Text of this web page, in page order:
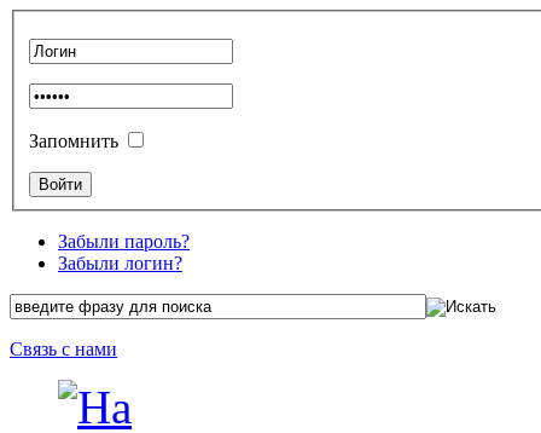
Запомнить
Забыли пароль?
Забыли логин?
Связь с нами